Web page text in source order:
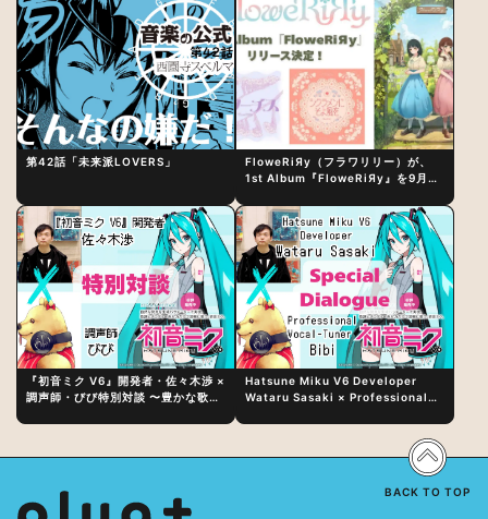
第42話「未来派LOVERS」
FloweRiЯy（フラワリリー）が、
1st Album『FloweRiЯy』を9月23
『初音ミク V6』開発者・佐々木渉 ×
調声師・びび特別対談 〜豊かな歌声
Hatsune Miku V6 Developer
Wataru Sasaki × Professional
Vocal Expression Lies in “Love
for the singing characters” and
BACK TO TOP